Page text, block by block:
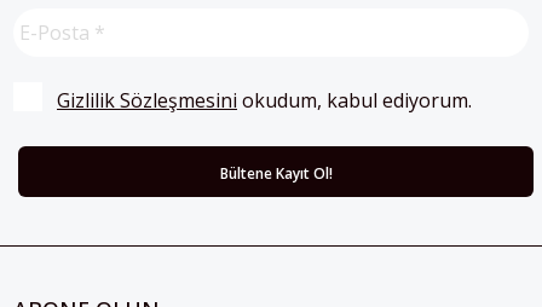
Gizlilik Sözleşmesini okudum, kabul ediyorum.